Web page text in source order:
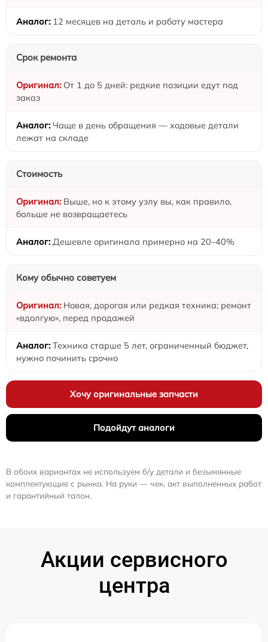
12 месяцев на деталь и работу мастера
Срок ремонта
От 1 до 5 дней: редкие позиции едут под
заказ
Чаще в день обращения — ходовые детали
лежат на складе
Стоимость
Выше, но к этому узлу вы, как правило,
больше не возвращаетесь
Дешевле оригинала примерно на 20–40%
Кому обычно советуем
Новая, дорогая или редкая техника; ремонт
«вдолгую», перед продажей
Техника старше 5 лет, ограниченный бюджет,
нужно починить срочно
Хочу оригинальные запчасти
Подойдут аналоги
В обоих вариантах не используем б/у детали и безымянные
комплектующие с рынка. На руки — чек, акт выполненных работ
и гарантийный талон.
Акции сервисного
центра